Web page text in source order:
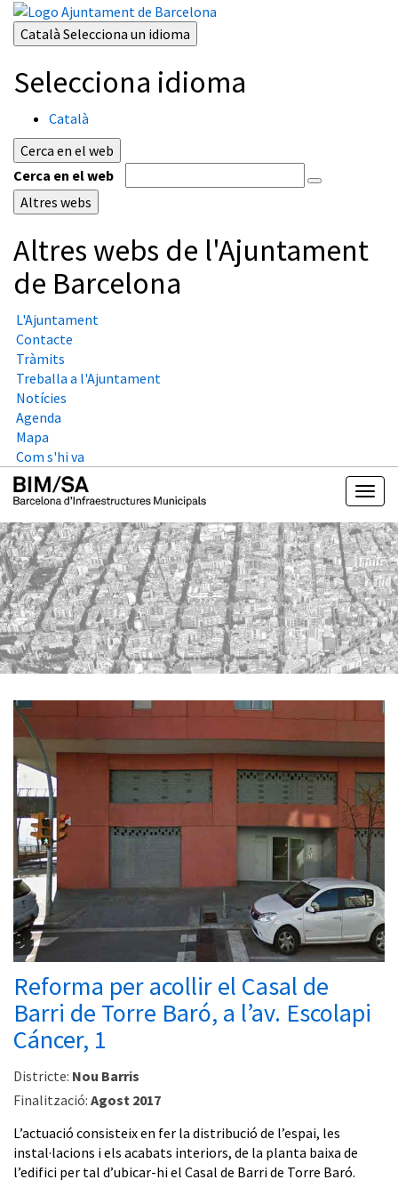
Català Selecciona un idioma
Selecciona idioma
Català
Cerca en el web
Cerca en el web
Altres webs
Altres webs de l'Ajuntament
de Barcelona
L'Ajuntament
Contacte
Tràmits
Treballa a l'Ajuntament
Notícies
Agenda
Mapa
Com s'hi va
Reforma per acollir el Casal de
Barri de Torre Baró, a l’av. Escolapi
Cáncer, 1
Districte: Nou Barris
Finalització: Agost 2017
L’actuació consisteix en fer la distribució de l’espai, les
instal·lacions i els acabats interiors, de la planta baixa de
l’edifici per tal d’ubicar-hi el Casal de Barri de Torre Baró.